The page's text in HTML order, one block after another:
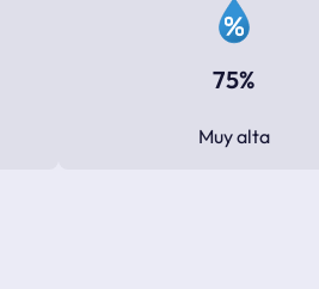
75%
Muy alta